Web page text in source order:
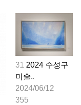
31 2024 수성구
미술..
2024/06/12
355